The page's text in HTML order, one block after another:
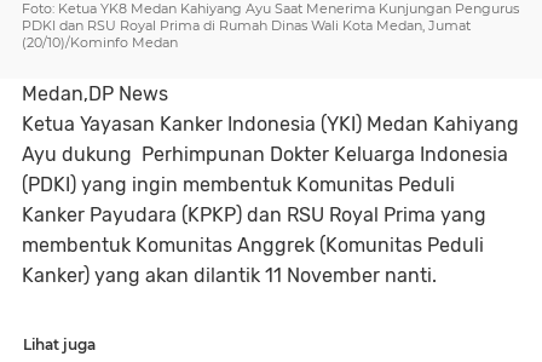
Foto: Ketua YK8 Medan Kahiyang Ayu Saat Menerima Kunjungan Pengurus
PDKI dan RSU Royal Prima di Rumah Dinas Wali Kota Medan, Jumat
(20/10)/Kominfo Medan
Medan,DP News
Ketua Yayasan Kanker Indonesia (YKI) Medan Kahiyang
Ayu dukung Perhimpunan Dokter Keluarga Indonesia
(PDKI) yang ingin membentuk Komunitas Peduli
Kanker Payudara (KPKP) dan RSU Royal Prima yang
membentuk Komunitas Anggrek (Komunitas Peduli
Kanker) yang akan dilantik 11 November nanti.
Lihat juga